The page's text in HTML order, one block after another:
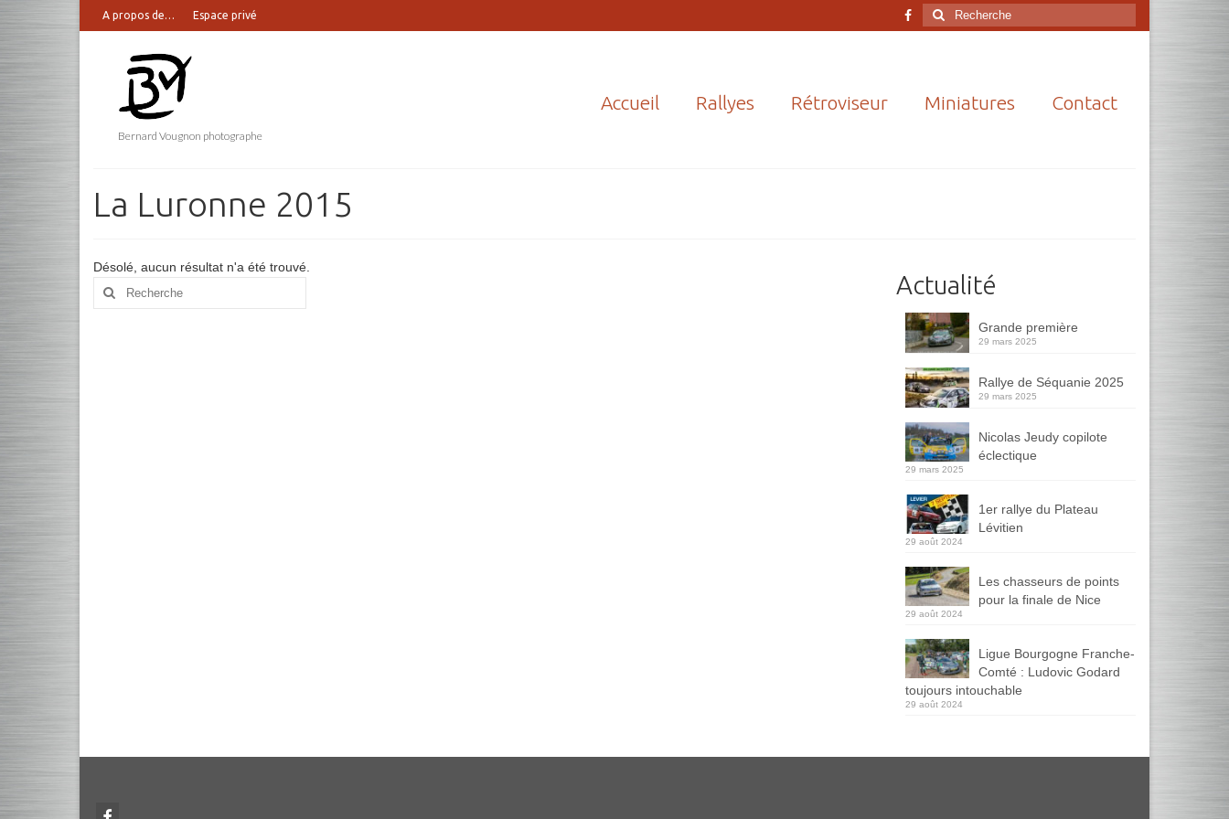
A propos de… Espace privé
Rechercher
:
Bernard Vougnon photographe
Accueil Rallyes Rétroviseur Miniatures Contact
La Luronne 2015
Désolé, aucun résultat n'a été trouvé.
Rechercher
Actualité
Grande première
29 mars 2025
Rallye de Séquanie 2025
29 mars 2025
Nicolas Jeudy copilote
éclectique
29 mars 2025
1er rallye du Plateau
Lévitien
29 août 2024
Les chasseurs de points
pour la finale de Nice
29 août 2024
Ligue Bourgogne Franche-
Comté : Ludovic Godard
toujours intouchable
29 août 2024